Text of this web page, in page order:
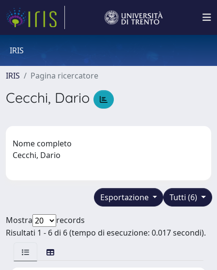
IRIS
IRIS Pagina ricercatore
Cecchi, Dario
Nome completo
Cecchi, Dario
Tutti (6)
Esportazione
Mostra
records
Risultati 1 - 6 di 6 (tempo di esecuzione: 0.017 secondi).